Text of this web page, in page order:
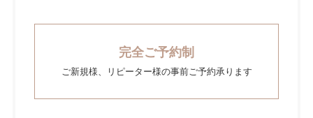
完全ご予約制
ご新規様、リピーター様の事前ご予約承ります